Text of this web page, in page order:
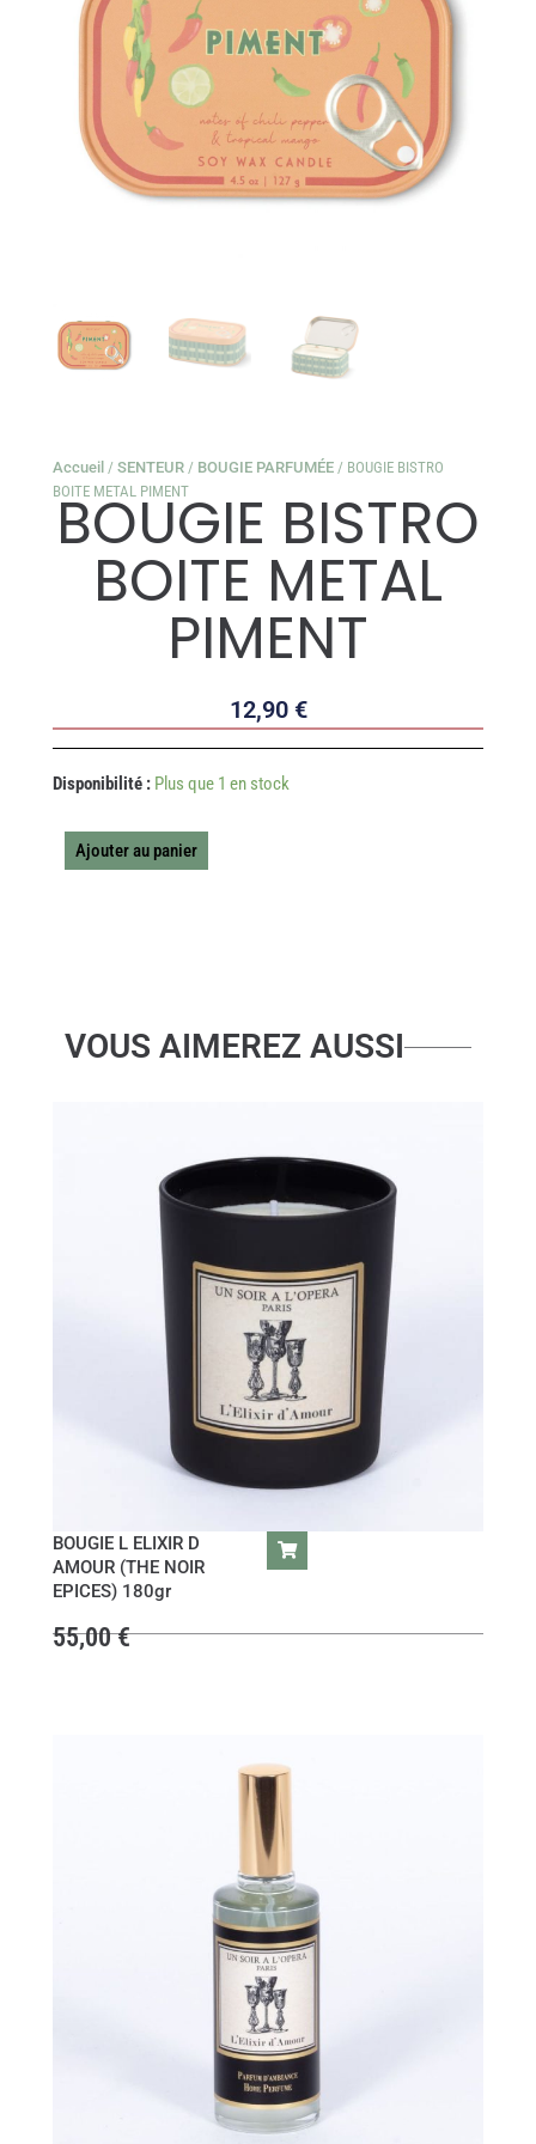
Accueil /SENTEUR / BOUGIE PARFUMÉE / BOUGIE BISTRO
BOITE METAL PIMENT
BOUGIE BISTRO
BOITE METAL
PIMENT
12,90 €
Disponibilité : Plus que 1 en stock
quantité
BISTRO
BOITE
Ajouter au panier
VOUS AIMEREZ AUSSI
BOUGIE L ELIXIR D
AMOUR (THE NOIR
EPICES) 180gr
55,00€